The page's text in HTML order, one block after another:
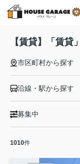
【賃貸】「賃貸
市区町村から探す
沿線・駅から探す
募集中
1010件